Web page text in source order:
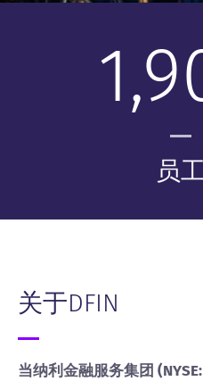
员
关于DFIN
当纳利金融服务集团